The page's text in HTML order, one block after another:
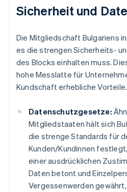
Sicherheit und
Die Mitgliedschaft Bulgariens
es die strengen Sicherheits-
des Blocks einhalten muss.
hohe Messlatte für
Kundschaft erhebliche Vorteile.
Datenschutzgesetze:
Mitgliedstaaten hält sich
die strenge Standards für
Kunden/Kundinnen
einer ausdrücklichen
Daten betont und
Vergessenwerden